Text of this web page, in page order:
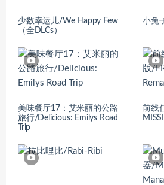
少数幸运儿/We Happy Few
（全DLCs）
小兔
美味餐厅17：艾米丽的公路
旅行/Delicious: Emilys Road
Trip
前线